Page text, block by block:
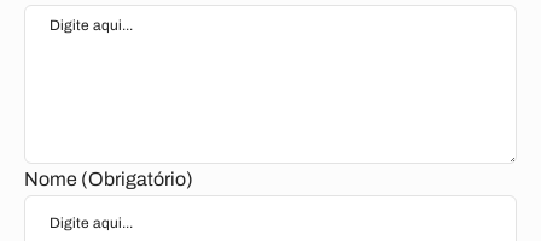
Nome (Obrigatório)